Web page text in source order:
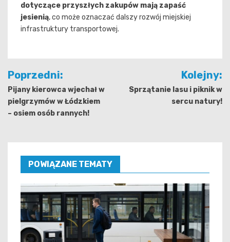
dotyczące przyszłych zakupów mają zapaść
jesienią, co może oznaczać dalszy rozwój miejskiej
infrastruktury transportowej.
Nawigacja
wpisu
Poprzedni:
Pijany kierowca wjechał w
pielgrzymów w Łódzkiem
– osiem osób rannych!
Kolejny:
Sprzątanie lasu i piknik w
sercu natury!
POWIĄZANE TEMATY